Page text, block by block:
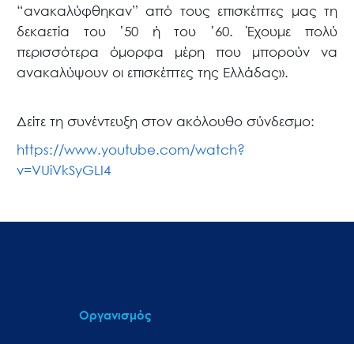
“ανακαλύφθηκαν” από τους επισκέπτες μας τη
δεκαετία του ’50 ή του ’60. Έχουμε πολύ
περισσότερα όμορφα μέρη που μπορούν να
ανακαλύψουν οι επισκέπτες της Ελλάδας».
Δείτε τη συνέντευξη στον ακόλουθο σύνδεσμο:
https://www.youtube.com/watch?
v=VUiVkSyGLI4
Οργανισμός